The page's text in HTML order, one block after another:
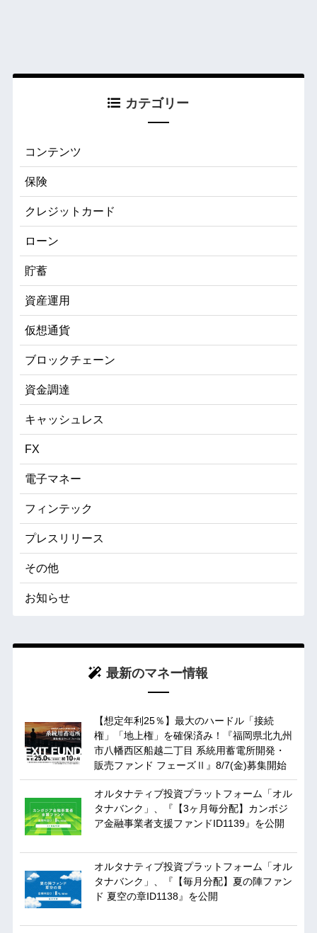
カテゴリー
コンテンツ
保険
クレジットカード
ローン
貯蓄
資産運用
仮想通貨
ブロックチェーン
資金調達
キャッシュレス
FX
電子マネー
フィンテック
プレスリリース
その他
お知らせ
最新のマネー情報
【想定年利25％】最大のハードル「接続
権」「地上権」を確保済み！『福岡県北九州
市八幡西区船越二丁目 系統用蓄電所開発・
販売ファンド フェーズⅡ』8/7(金)募集開始
オルタナティブ投資プラットフォーム「オル
タナバンク」、『【3ヶ月毎分配】カンボジ
ア金融事業者支援ファンドID1139』を公開
オルタナティブ投資プラットフォーム「オル
タナバンク」、『【毎月分配】夏の陣ファン
ド 夏空の章ID1138』を公開